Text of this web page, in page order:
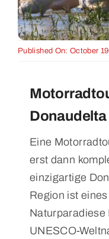
Published On: October
Eine
erst dann
einzigartige
Region ist
Naturparadiese
UNESCO-